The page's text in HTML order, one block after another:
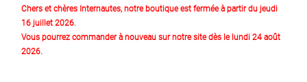
Chers et chères Internautes, notre boutique est fermée à partir du jeudi
16 juillet 2026.
Vous pourrez commander à nouveau sur notre site dès le lundi 24 août
2026.